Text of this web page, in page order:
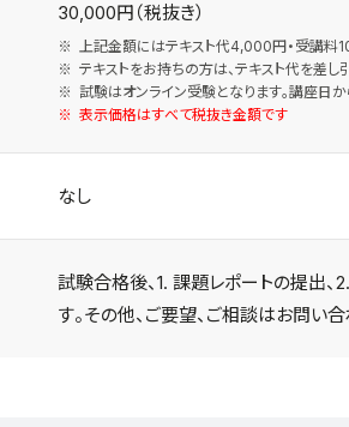
30,000円（税抜き）
上記金額にはテキスト代4,000円・受講料
テキストをお持ちの方は、テキスト代を差
試験はオンライン受験となります。講座日
表示価格はすべて税抜き金額です
なし
試験合格後、1. 課題レポートの提出
す。その他、ご要望、ご相談はお問い合